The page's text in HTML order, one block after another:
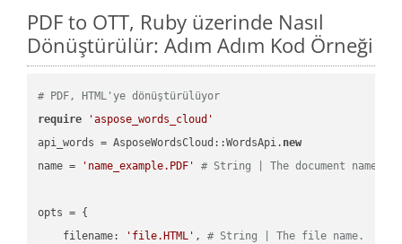
PDF to OTT, Ruby üzerinde Nasıl
Dönüştürülür: Adım Adım Kod Örneği
# PDF, HTML'ye dönüştürülüyor
require
'aspose_words_cloud'
api_words = AsposeWordsCloud::WordsApi. new
name =
'name_example.PDF' # String | The document name.
opts = {
    filename:
'file.HTML' , # String | The file name.